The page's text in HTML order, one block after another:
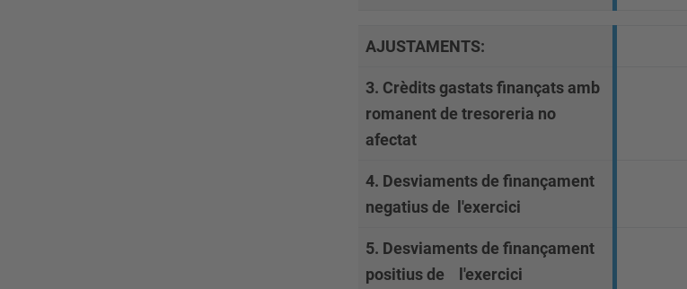
AJUSTAMENTS:
3. Crèdits gastats finançats amb
romanent de tresoreria no
afectat
4. Desviaments de finançament
negatius de
l'exercici
5. Desviaments de finançament
positius de
l'exercici